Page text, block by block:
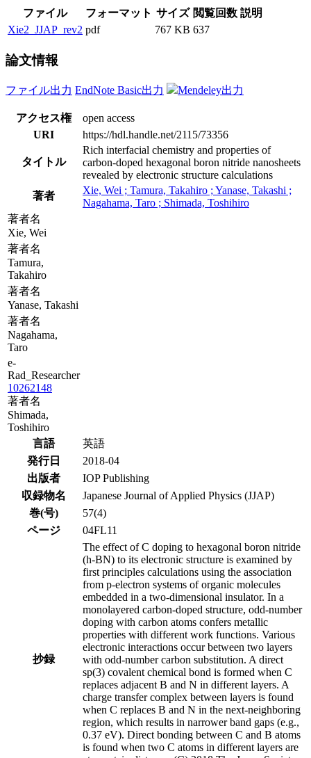
ファイル フォーマット サイズ 閲覧回数 説明
Xie2_JJAP_rev2 pdf 767 KB 637
論文情報
ファイル出力 EndNote Basic出力 Mendeley出力
アクセス権
open access
URI
https://hdl.handle.net/2115/73356
タイトル
Rich interfacial chemistry and properties of
carbon-doped hexagonal boron nitride nanosheets
revealed by electronic structure calculations
著者
Xie, Wei ; Tamura, Takahiro ; Yanase, Takashi ;
Nagahama, Taro ; Shimada, Toshihiro
著者名
Xie, Wei
著者名
Tamura,
Takahiro
著者名
Yanase, Takashi
著者名
Nagahama,
Taro
e-
Rad_Researcher
10262148
著者名
Shimada,
Toshihiro
言語
英語
発行日
2018-04
出版者
IOP Publishing
収録物名
Japanese Journal of Applied Physics (JJAP)
巻(号)
57(4)
ページ
04FL11
抄録
The effect of C doping to hexagonal boron nitride
(h-BN) to its electronic structure is examined by
first principles calculations using the association
from p-electron systems of organic molecules
embedded in a two-dimensional insulator. In a
monolayered carbon-doped structure, odd-number
doping with carbon atoms confers metallic
properties with different work functions. Various
electronic interactions occur between two layers
with odd-number carbon substitution. A direct
sp(3) covalent chemical bond is formed when C
replaces adjacent B and N in different layers. A
charge transfer complex between layers is found
when C replaces B and N in the next-neighboring
region, which results in narrower band gaps (e.g.,
0.37 eV). Direct bonding between C and B atoms
is found when two C atoms in different layers are